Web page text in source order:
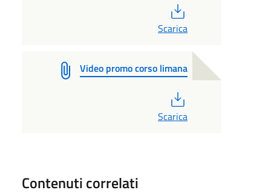
Scarica
Video promo corso limana
Scarica
Contenuti correlati